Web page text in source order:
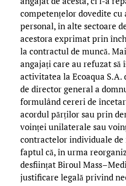
competențelor dovedite cu
personal, în alte sectoare
acestora exprimat prin
la contractul de muncă.
angajați care au refuzat să
activitatea la Ecoaqua
de director general a
formulând cereri de
acordul părților sau prin
voinței unilaterale sau
contractelor individuale de
faptul că, în urma
desființat Biroul
justificare legală privind